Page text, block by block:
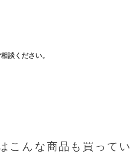
談ください。
こんな商品も買って